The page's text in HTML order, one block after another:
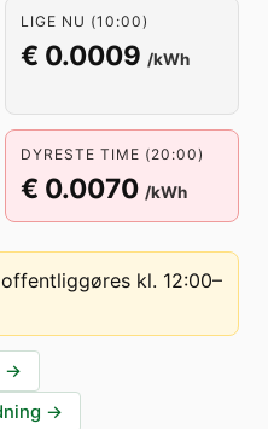
LIGE NU (10:00)
€ 0.0009 /kWh
DYRESTE TIME (20:00)
€ 0.0070 /kWh
offentliggøres kl. 12:00–
→
→